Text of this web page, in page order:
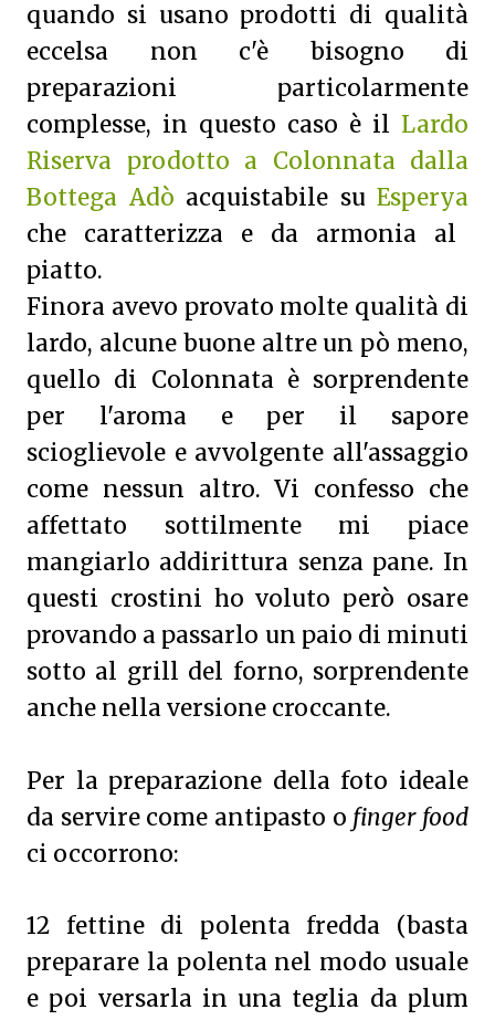
quando si usano prodotti di qualità
eccelsa non c'è bisogno di
preparazioni particolarmente
complesse, in questo caso è il Lardo
Riserva prodotto a Colonnata dalla
Bottega Adò acquistabile su Esperya
che caratterizza e da armonia al
piatto.
Finora avevo provato molte qualità di
lardo, alcune buone altre un pò meno,
quello di Colonnata è sorprendente
per l'aroma e per il sapore
scioglievole e avvolgente all'assaggio
come nessun altro. Vi confesso che
affettato sottilmente mi piace
mangiarlo addirittura senza pane. In
questi crostini ho voluto però osare
provando a passarlo un paio di minuti
sotto al grill del forno, sorprendente
anche nella versione croccante.
Per la preparazione della foto ideale
da servire come antipasto o finger food
ci occorrono:
12 fettine di polenta fredda (basta
preparare la polenta nel modo usuale
e poi versarla in una teglia da plum